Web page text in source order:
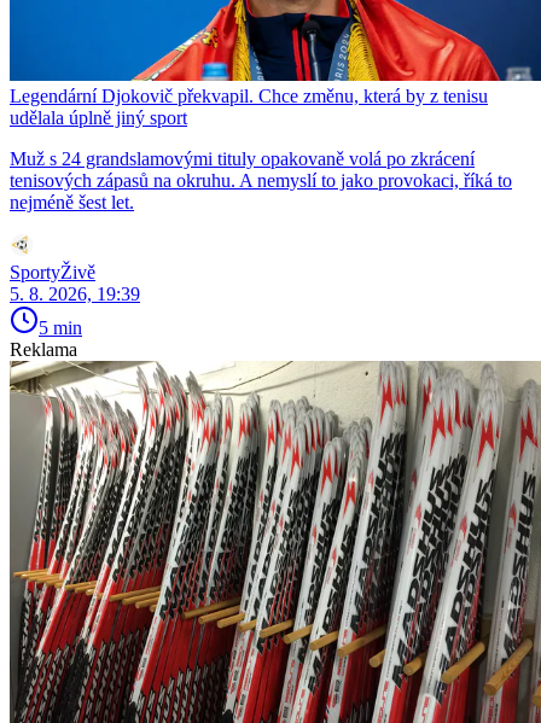
Legendární Djokovič překvapil. Chce změnu, která by z tenisu
udělala úplně jiný sport
Muž s 24 grandslamovými tituly opakovaně volá po zkrácení
tenisových zápasů na okruhu. A nemyslí to jako provokaci, říká to
nejméně šest let.
SportyŽivě
5. 8. 2026, 19:39
5 min
Reklama